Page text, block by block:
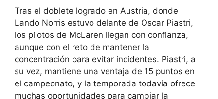
Tras el doblete logrado en Austria, donde
Lando Norris estuvo delante de Oscar Piastri,
los pilotos de McLaren llegan con confianza,
aunque con el reto de mantener la
concentración para evitar incidentes. Piastri, a
su vez, mantiene una ventaja de 15 puntos en
el campeonato, y la temporada todavía ofrece
muchas oportunidades para cambiar la